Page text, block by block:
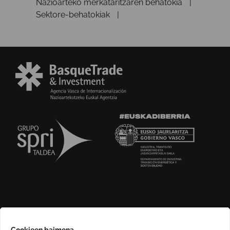
Nazioarteko merkataritzaren behatokia
Sektore-behatokiak